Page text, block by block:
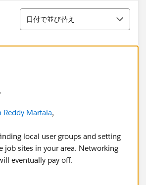
並び替え
日付で並び替え
Reddy Martala,
local user groups and setting
job sites in your area. Networking
eventually pay off.